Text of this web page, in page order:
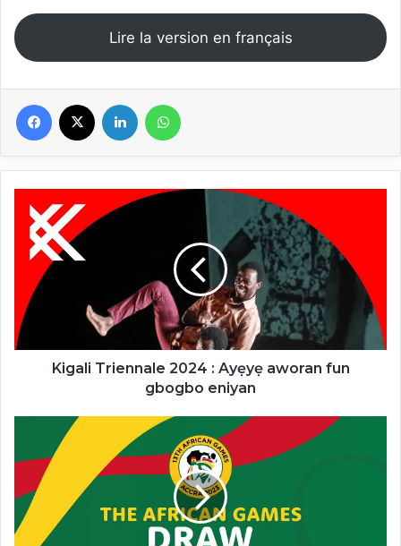
Lire la version en français
Facebook Linkedin
Triennale
2024
Ayẹyẹ
aworan
fun
gbogbo
eniyan
Kigali Triennale 2024 : Ayẹyẹ aworan fun
gbogbo eniyan
Games
a
celebration
of